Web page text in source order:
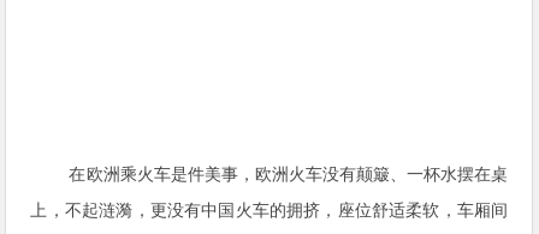
在欧洲乘火车是件美事，欧洲火车没有颠簸、一杯水摆在桌
上，不起涟漪，更没有中国火车的拥挤，座位舒适柔软，车厢间